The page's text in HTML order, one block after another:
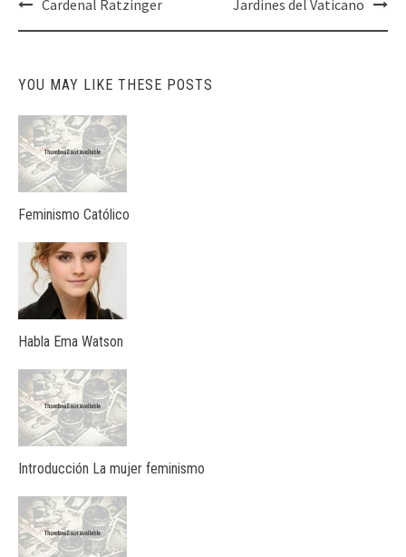
navigation
Cardenal Ratzinger Jardines del Vaticano
YOU MAY LIKE THESE POSTS
Feminismo Católico
Habla Ema Watson
Introducción La mujer feminismo